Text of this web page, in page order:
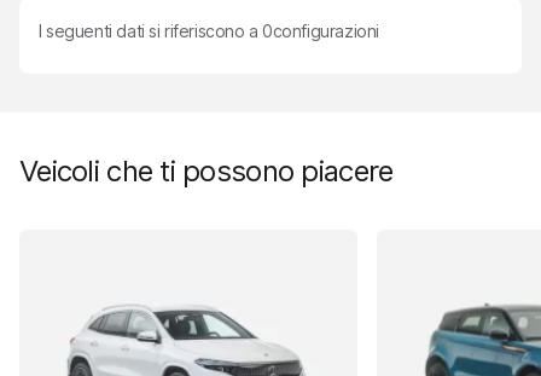
I seguenti dati si riferiscono a0configurazioni
Veicoli che ti possono piacere